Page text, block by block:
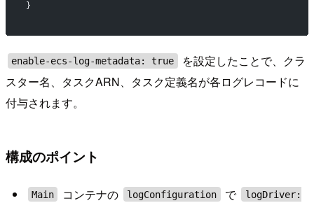
}
enable-ecs-log-metadata: true
を設定したことで、クラ
スター名、タスクARN、タスク定義名が各ログレコードに
付与されます。
構成のポイント
Main コンテナの logConfiguration で
logDriver: